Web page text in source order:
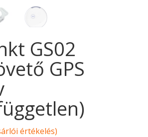
GS02
GPS
értékelés)